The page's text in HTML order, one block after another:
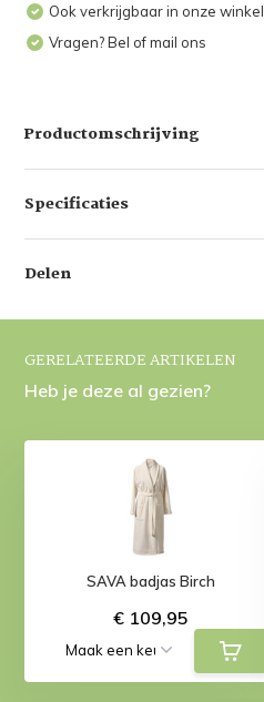
Ook verkrijgbaar in onze winkel
Vragen? Bel of mail ons
Productomschrijving
Specificaties
Delen
GERELATEERDE ARTIKELEN
Heb je deze al gezien?
SAVA badjas Birch
€ 109,95